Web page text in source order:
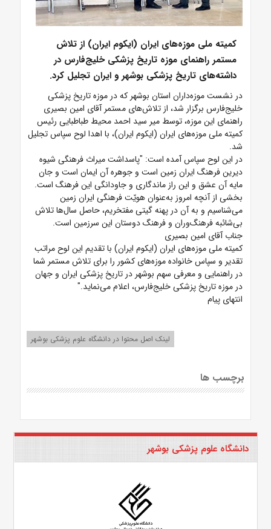
کمیته ملی موزه‌های ایران (ایکوم ایران) از تلاش
مستمر راهنمای موزه تاریخ پزشکی خلیج‌فارس در
داشته‌های تاریخ پزشکی بوشهر و ایران تجلیل کرد.
در نشست موزه‌داران استان بوشهر که در موزه تاریخ پزشکی
خلیج‌فارس برگزار شد، از تلاش‌های مستمر آقای امین بصیری
راهنمای این موزه، توسط میر سید احمد محیط طباطبایی رئیس
کمیته ملی موزه‌های ایران (ایکوم ایران)، با اهدا لوح سپاس تجلیل
شد.
در این لوح سپاس آمده است: "پاسداشت میراث فرهنگی شیوه
دیرین فرهنگ ایران زمین است و جوهره آن ایمان است و جان
مایه آن عشق و این راز ماندگاری و جاودانگی این فرهنگ است.
بخشی از آنچه امروز به‌عنوان هویّت فرهنگی ایران زمین
می‌شناسیم و به آن در پهنه گیتی مفتخریم، حاصل سال‌ها تلاش
بی‌شائبه فرهنگ‌وران و فرهنگ دوستان این سرزمین است.
جناب آقای امین بصیری
کمیته ملی موزه‌های ایران (ایکوم ایران) با تقدیم این لوح مراتب
تقدیر و سپاس خانواده موزه‌های کشور را برای تلاش مستمر شما
در راهنمایی و معرفی سهم بوشهر در تاریخ پزشکی ایران و جهان
در موزه تاریخ پزشکی خلیج‌فارس، اعلام می‌نماید."
انتهای پیام
لینک اصل محتوا در دانشگاه علوم پزشکی بوشهر
برچسب ها
دانشگاه علوم پزشکی بوشهر